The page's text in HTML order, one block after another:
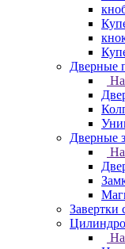
Дверные
Дверные
Завертки